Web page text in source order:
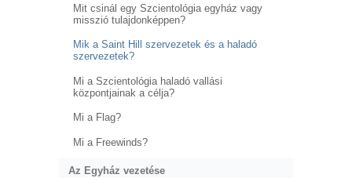
Mit csinál egy Szcientológia egyház vagy
misszió tulajdonképpen?
Mik a Saint Hill szervezetek és a haladó
szervezetek?
Mi a Szcientológia haladó vallási
központjainak a célja?
Mi a Flag?
Mi a Freewinds?
Az Egyház vezetése